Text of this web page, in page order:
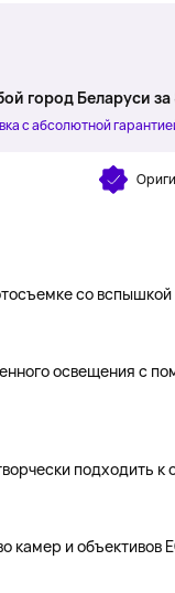
город Беларуси
с абсолютной
со
освещения с
подходить
камер и объективов